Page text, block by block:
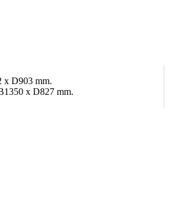
x D903 mm.
x D827 mm.